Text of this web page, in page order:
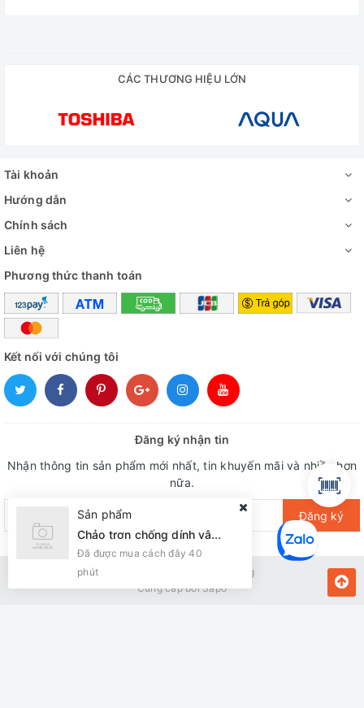
CÁC THƯƠNG HIỆU LỚN
Tài khoản
Hướng dẫn
Chính sách
Liên hệ
Phương thức thanh toán
Kết nối với chúng tôi
Đăng ký nhận tin
Nhận thông tin sản phẩm mới nhất, tin khuyến mãi và nhiều hơn
nữa.
Đăng ký
Bản quyền thuộc về Kiến Vàng
Cung cấp bởiSapo
Sản phẩm
Chảo trơn chống dính vân đá Sunhouse eco SVE30 ( Đun ga)
Đã được mua cách đây 40
phút